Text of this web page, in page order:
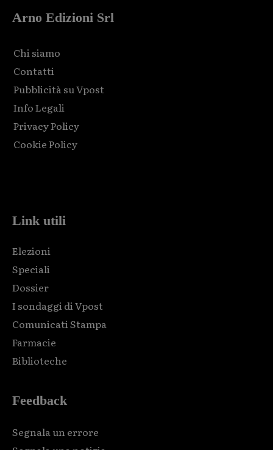
Arno Edizioni Srl
Chi siamo
Contatti
Pubblicità su Vpost
Info Legali
Privacy Policy
Cookie Policy
Link utili
Elezioni
Speciali
Dossier
I sondaggi di Vpost
Comunicati Stampa
Farmacie
Biblioteche
Feedback
Segnala un errore